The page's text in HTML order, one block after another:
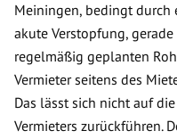
Meiningen, bedingt durch
akute Verstopfung,
regelmäßig geplanten
Vermieter seitens des
Das lässt sich nicht auf
Vermieters zurückführen.